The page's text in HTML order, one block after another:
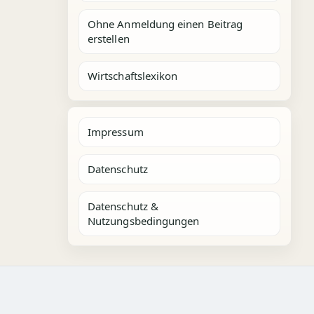
Ohne Anmeldung einen Beitrag
erstellen
Wirtschaftslexikon
Impressum
Datenschutz
Datenschutz &
Nutzungsbedingungen